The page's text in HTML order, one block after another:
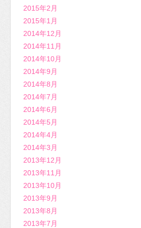
2015年2月
2015年1月
2014年12月
2014年11月
2014年10月
2014年9月
2014年8月
2014年7月
2014年6月
2014年5月
2014年4月
2014年3月
2013年12月
2013年11月
2013年10月
2013年9月
2013年8月
2013年7月